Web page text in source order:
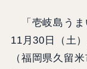
「壱岐島うま
11月30日（土
（福岡県久留